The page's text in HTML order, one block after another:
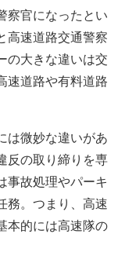
察官になったとい
高速道路交通警察
の大きな違いは交
速道路や有料道路
は微妙な違いがあ
反の取り締りを専
事故処理やパーキ
務。つまり、高速
本的には高速隊の